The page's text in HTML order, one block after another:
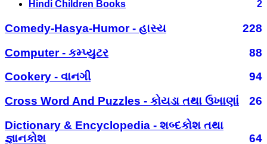
Hindi Children Books 2
Comedy-Hasya-Humor - હાસ્ય
228
Computer - કમ્પ્યુટર
88
Cookery - વાનગી
94
Cross Word And Puzzles - કોયડા તથા ઉખાણાં
26
Dictionary & Encyclopedia - શબ્દકોશ તથા
જ્ઞાનકોશ
64